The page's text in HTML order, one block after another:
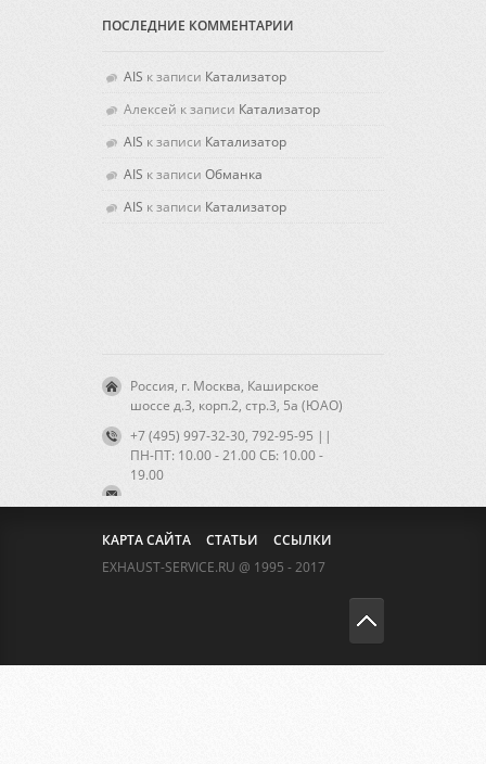
ПОСЛЕДНИЕ КОММЕНТАРИИ
AIS к записи Катализатор
Алексей к записи Катализатор
AIS к записи Катализатор
AIS к записи Обманка
AIS к записи Катализатор
Россия, г. Москва, Каширское
шоссе д.3, корп.2, стр.3, 5а (ЮАО)
+7 (495) 997-32-30, 792-95-95 ||
ПН-ПТ: 10.00 - 21.00 CБ: 10.00 -
19.00
КАРТА САЙТА СТАТЬИ
ССЫЛКИ
EXHAUST-SERVICE.RU @ 1995 - 2017